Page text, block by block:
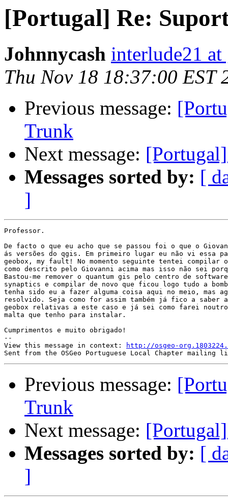
[Portugal] Re:
Johnnycash interlude21
Thu Nov 18 18:37:00 EST
Previous message:
Trunk
Next message:
Messages sorted by: [
]
Professor.
De facto o que eu acho que se passou foi o que o
ás versões do qgis. Em primeiro lugar eu não vi essa
geobox, my fault! No momento seguinte tentei compilar o
como descrito pelo Giovanni acima mas isso não sei
Bastou-me remover o quantum gis pelo centro de
synaptics e compilar de novo que ficou logo tudo a
tenha sido eu a fazer alguma coisa aqui no meio, mas
resolvido. Seja como for assim também já fico a saber
geobox relativas a este caso e já sei como farei
malta que tenho para instalar.
Cumprimentos e muito obrigado!
--
View this message in context:
http://osgeo-
Previous message:
Trunk
Next message:
Messages sorted by: [
]